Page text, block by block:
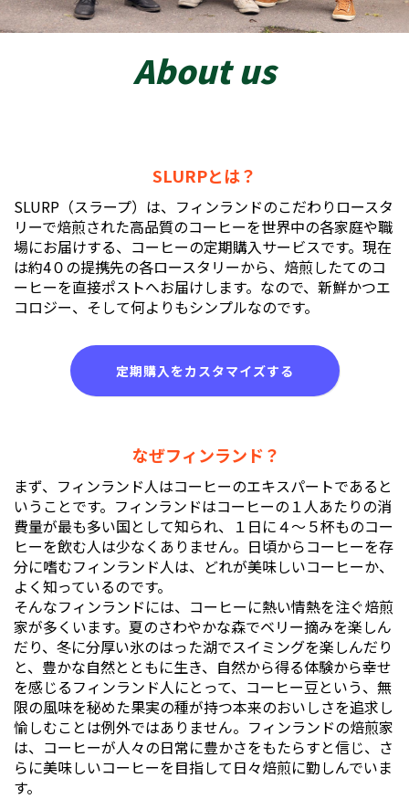
About us
SLURPとは？
SLURP（スラープ）は、フィンランドのこだわりロースタ
リーで焙煎された高品質のコーヒーを世界中の各家庭や職
場にお届けする、コーヒーの定期購入サービスです。現在
は約4０の提携先の各ロースタリーから、焙煎したてのコ
ーヒーを直接ポストへお届けします。なので、新鮮かつエ
コロジー、そして何よりもシンプルなのです。
定期購入をカスタマイズする
なぜフィンランド？
まず、フィンランド人はコーヒーのエキスパートであると
いうことです。フィンランドはコーヒーの１人あたりの消
費量が最も多い国として知られ、１日に４〜５杯ものコー
ヒーを飲む人は少なくありません。日頃からコーヒーを存
分に嗜むフィンランド人は、どれが美味しいコーヒーか、
よく知っているのです。
そんなフィンランドには、コーヒーに熱い情熱を注ぐ焙煎
家が多くいます。夏のさわやかな森でベリー摘みを楽しん
だり、冬に分厚い氷のはった湖でスイミングを楽しんだり
と、豊かな自然とともに生き、自然から得る体験から幸せ
を感じるフィンランド人にとって、コーヒー豆という、無
限の風味を秘めた果実の種が持つ本来のおいしさを追求し
愉しむことは例外ではありません。フィンランドの焙煎家
は、コーヒーが人々の日常に豊かさをもたらすと信じ、さ
らに美味しいコーヒーを目指して日々焙煎に勤しんでいま
す。